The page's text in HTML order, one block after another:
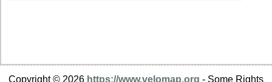
Copyright © 2026 https://www.velomap.org - Some Rights